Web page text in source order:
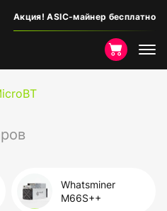
Акция! ASIC-майнер бесплатно
Whatsminer
M66S++